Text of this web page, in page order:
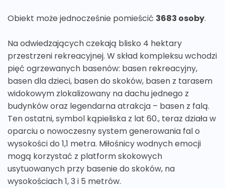
Obiekt może jednocześnie pomieścić 3683 osoby.
Na odwiedzających czekają blisko 4 hektary
przestrzeni rekreacyjnej. W skład kompleksu wchodzi
pięć ogrzewanych basenów: basen rekreacyjny,
basen dla dzieci, basen do skoków, basen z tarasem
widokowym zlokalizowany na dachu jednego z
budynków oraz legendarna atrakcja – basen z falą.
Ten ostatni, symbol kąpieliska z lat 60., teraz działa w
oparciu o nowoczesny system generowania fal o
wysokości do 1,1 metra. Miłośnicy wodnych emocji
mogą korzystać z platform skokowych
usytuowanych przy basenie do skoków, na
wysokościach 1, 3 i 5 metrów.